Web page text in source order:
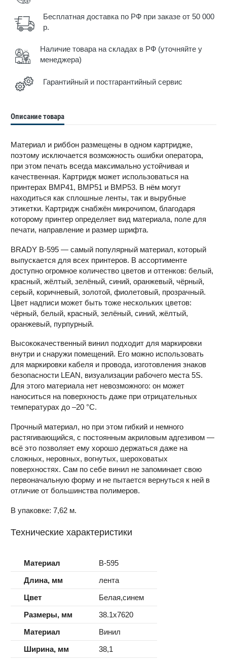
Бесплатная доставка по РФ при заказе от 50 000
р.
Наличие товара на складах в РФ (уточняйте у
менеджера)
Гарантийный и постгарантийный сервис
Описание товара
Материал и риббон размещены в одном картридже,
поэтому исключается возможность ошибки оператора,
при этом печать всегда максимально устойчивая и
качественная. Картридж может использоваться на
принтерах BMP41, BMP51 и BMP53. В нём могут
находиться как сплошные ленты, так и вырубные
этикетки. Картридж снабжён микрочипом, благодаря
которому принтер определяет вид материала, поле для
печати, направление и размер шрифта.
BRADY B-595 — самый популярный материал, который
выпускается для всех принтеров. В ассортименте
доступно огромное количество цветов и оттенков: белый,
красный, жёлтый, зелёный, синий, оранжевый, чёрный,
серый, коричневый, золотой, фиолетовый, прозрачный.
Цвет надписи может быть тоже нескольких цветов:
чёрный, белый, красный, зелёный, синий, жёлтый,
оранжевый, пурпурный.
Высококачественный винил подходит для маркировки
внутри и снаружи помещений. Его можно использовать
для маркировки кабеля и провода, изготовления знаков
безопасности LEAN, визуализации рабочего места 5S.
Для этого материала нет невозможного: он может
наноситься на поверхность даже при отрицательных
температурах до –20 °С.
Прочный материал, но при этом гибкий и немного
растягивающийся, с постоянным акриловым адгезивом —
всё это позволяет ему хорошо держаться даже на
сложных, неровных, вогнутых, шероховатых
поверхностях. Сам по себе винил не запоминает свою
первоначальную форму и не пытается вернуться к ней в
отличие от большинства полимеров.
В упаковке: 7,62 м.
Технические характеристики
Материал
B-595
Длина, мм
лента
Цвет
Белая,синем
Размеры, мм
38.1x7620
Материал
Винил
Ширина, мм
38,1